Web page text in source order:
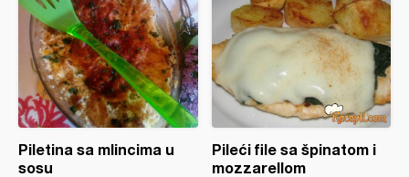
Piletina sa mlincima u
sosu
Pileći file sa špinatom i
mozzarellom